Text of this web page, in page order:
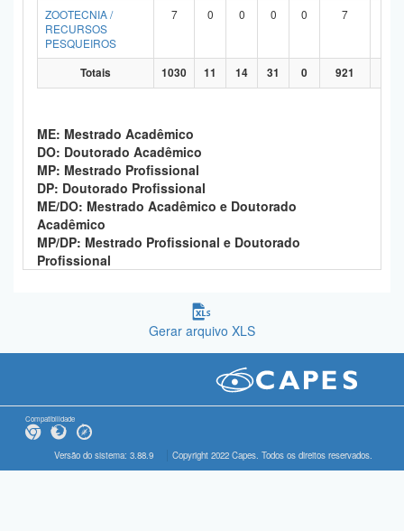
ZOOTECNIA /
RECURSOS
PESQUEIROS
7 0 0 0 0 7
Totais 1030 11 14 31 0 921
ME: Mestrado Acadêmico
DO: Doutorado Acadêmico
MP: Mestrado Profissional
DP: Doutorado Profissional
ME/DO: Mestrado Acadêmico e Doutorado
Acadêmico
MP/DP: Mestrado Profissional e Doutorado
Profissional
Gerar arquivo XLS
Compatibilidade
Versão do sistema: 3.88.9 Copyright 2022 Capes. Todos os direitos reservados.